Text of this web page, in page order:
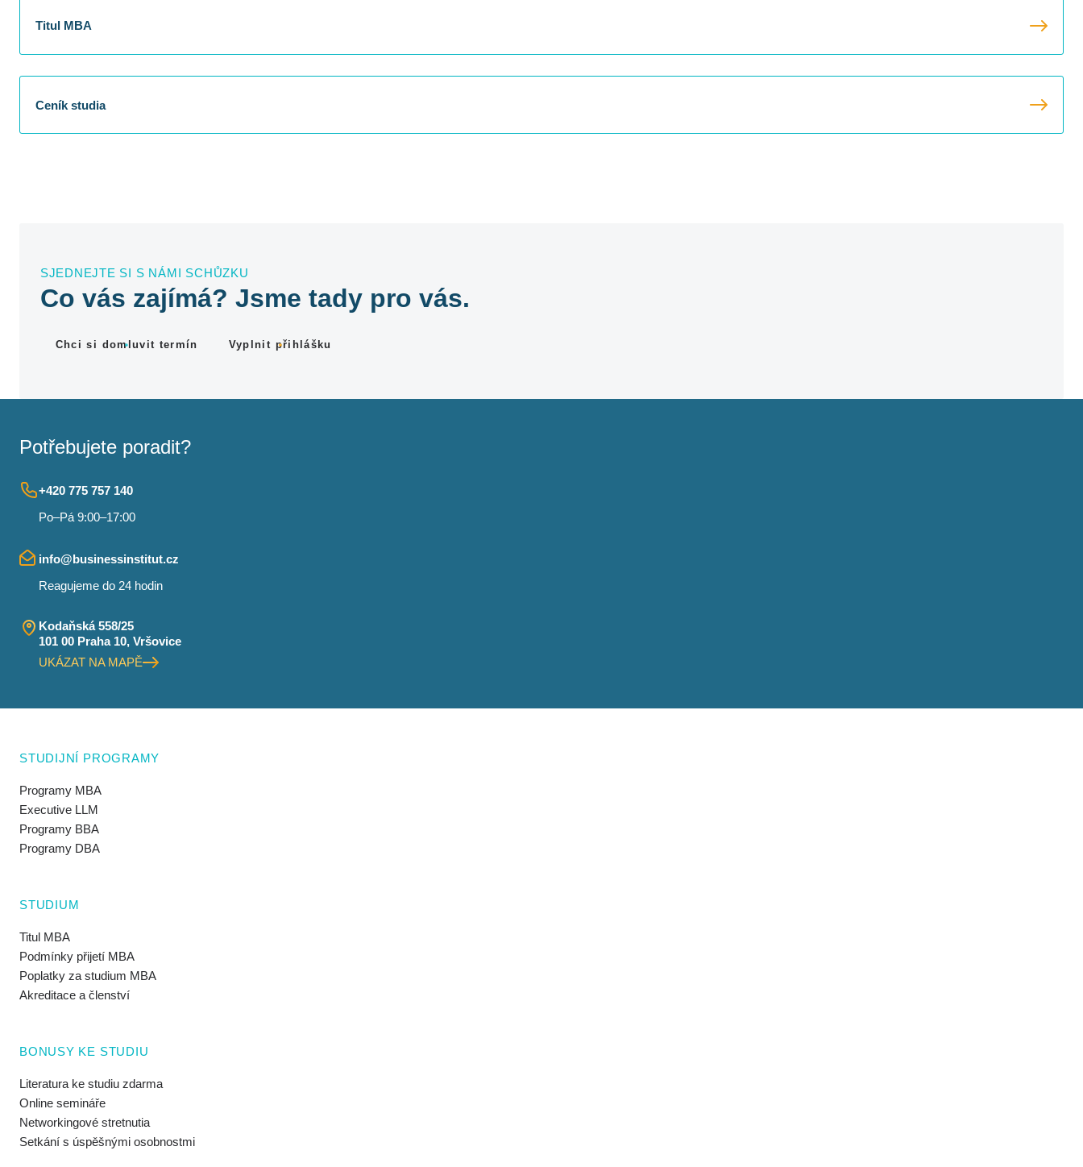
Titul MBA
Ceník studia
SJEDNEJTE SI S NÁMI SCHŮZKU
Co vás zajímá? Jsme tady pro vás.
Chci si domluvit termín Vyplnit přihlášku
Potřebujete poradit?
+420 775 757 140
Po–Pá 9:00–17:00
info@businessinstitut.cz
Reagujeme do 24 hodin
Kodaňská 558/25
101 00 Praha 10, Vršovice
UKÁZAT NA MAPĚ
STUDIJNÍ PROGRAMY
Programy MBA
Executive LLM
Programy BBA
Programy DBA
STUDIUM
Titul MBA
Podmínky přijetí MBA
Poplatky za studium MBA
Akreditace a členství
BONUSY KE STUDIU
Literatura ke studiu zdarma
Online semináře
Networkingové stretnutia
Setkání s úspěšnými osobnostmi